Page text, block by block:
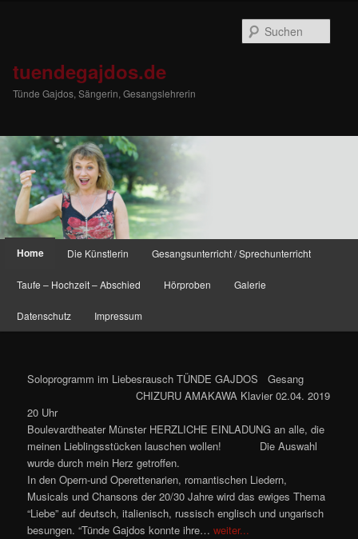
tuendegajdos.de
Tünde Gajdos, Sängerin, Gesangslehrerin
Hauptmenü
Zum Inhalt wechseln
Zum sekundären Inhalt wechseln
Home Die Künstlerin Gesangsunterricht / Sprechunterricht
Taufe – Hochzeit – Abschied Hörproben Galerie
Datenschutz Impressum
Soloprogramm im Liebesrausch TÜNDE GAJDOS Gesang
CHIZURU AMAKAWA Klavier 02.04. 2019
20 Uhr
Boulevardtheater Münster HERZLICHE EINLADUNG an alle, die
meinen Lieblingsstücken lauschen wollen! Die Auswahl
wurde durch mein Herz getroffen.
In den Opern-und Operettenarien, romantischen Liedern,
Musicals und Chansons der 20/30 Jahre wird das ewiges Thema
“Liebe” auf deutsch, italienisch, russisch englisch und ungarisch
besungen. “Tünde Gajdos konnte ihre…weiter...